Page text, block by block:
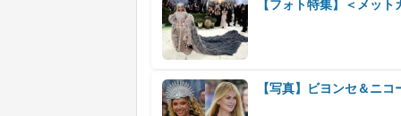
【フォト特集】＜メッ
【写真】ビヨンセ＆ニ